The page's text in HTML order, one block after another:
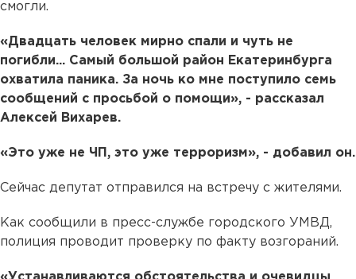
смогли.
«Двадцать человек мирно спали и чуть не
погибли... Самый большой район Екатеринбурга
охватила паника. За ночь ко мне поступило семь
сообщений с просьбой о помощи», - рассказал
Алексей Вихарев.
«Это уже не ЧП, это уже терроризм», - добавил он.
Сейчас депутат отправился на встречу с жителями.
Как сообщили в пресс-службе городского УМВД,
полиция проводит проверку по факту возгораний.